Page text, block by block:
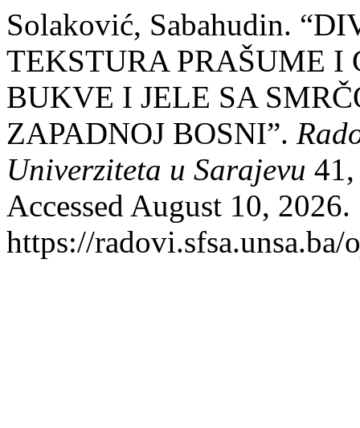
Solaković, Sabahudin.
TEKSTURA PRAŠUME I
BUKVE I JELE SA
ZAPADNOJ BOSNI”.
Univerziteta u Sarajevu
Accessed August 10, 2026.
https://